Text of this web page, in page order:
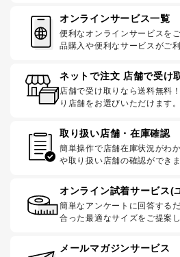
オンラインサービス一覧
便利なオンラインサービスを
品購入や便利なサービスがご利
ネットで注文 店舗で受け
店舗で受け取りなら送料無料
り店舗をお選びいただけます。
取り扱い店舗・在庫確認
簡単操作で店舗在庫状況がわ
や取り扱い店舗の確認ができま
オンライン試着サービス(
簡単なアンケートに回答する
合った最適なサイズをご提案し
メールマガジンサービス